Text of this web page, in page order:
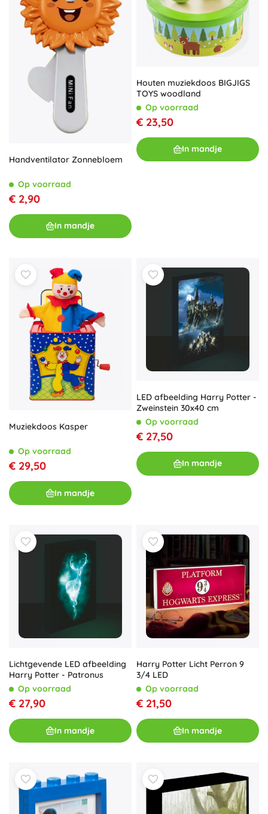
Handventilator Zonnebloem
Op voorraad
€ 2,90
In mandje
Houten muziekdoos BIGJIGS
TOYS woodland
Op voorraad
€ 23,50
In mandje
Muziekdoos Kasper
Op voorraad
€ 29,50
In mandje
LED afbeelding Harry Potter -
Zweinstein 30x40 cm
Op voorraad
€ 27,50
In mandje
Lichtgevende LED afbeelding
Harry Potter - Patronus
Op voorraad
€ 27,90
In mandje
Harry Potter Licht Perron 9
3/4 LED
Op voorraad
€ 21,50
In mandje